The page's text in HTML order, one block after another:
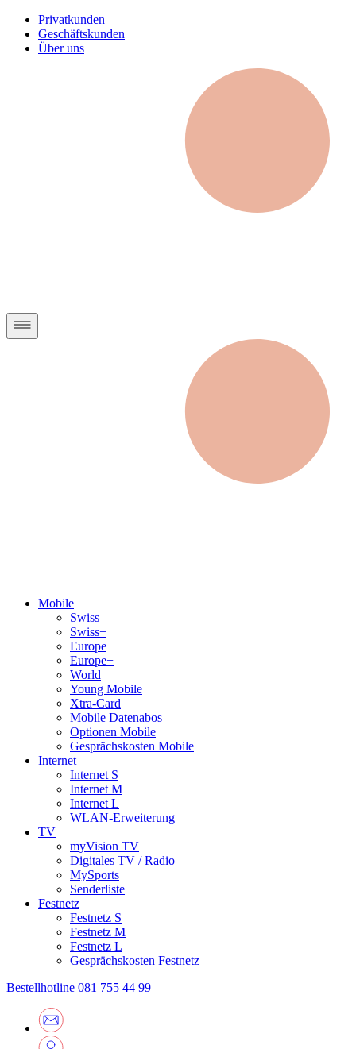
Privatkunden
Geschäftskunden
Über uns
Mobile
Swiss
Swiss+
Europe
Europe+
World
Young Mobile
Xtra-Card
Mobile Datenabos
Optionen Mobile
Gesprächskosten Mobile
Internet
Internet S
Internet M
Internet L
WLAN-Erweiterung
TV
myVision TV
Digitales TV / Radio
MySports
Senderliste
Festnetz
Festnetz S
Festnetz M
Festnetz L
Gesprächskosten Festnetz
Bestellhotline 081 755 44 99